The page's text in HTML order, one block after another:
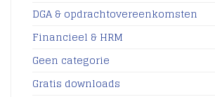
DGA & opdrachtovereenkomsten
Financieel & HRM
Geen categorie
Gratis downloads